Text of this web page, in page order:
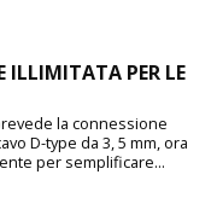
ILLIMITATA PER LE
la connessione
D-type da 3, 5 mm, ora
per semplificare...